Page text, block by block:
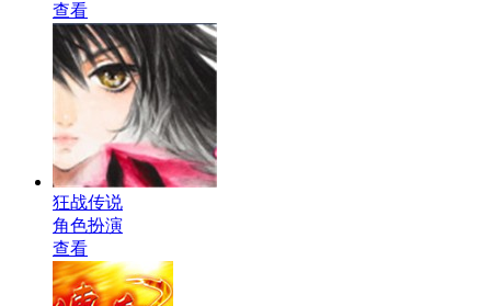
查看
狂战传说
角色扮演
查看